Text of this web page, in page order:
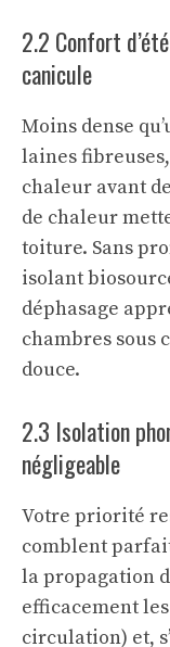
2.2 Confort
canicule
Moins dense
laines
chaleur avant
de chaleur
toiture. Sans
isolant
déphasage
chambres sous
douce.
2.3 Isolation
négligeable
Votre priorité
comblent
la propagation
efficacement les
circulation) et,